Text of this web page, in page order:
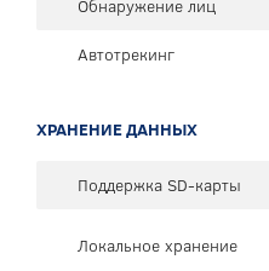
Обнаружение лиц
Автотрекинг
ХРАНЕНИЕ ДАННЫХ
Поддержка SD-карты
Локальное хранение